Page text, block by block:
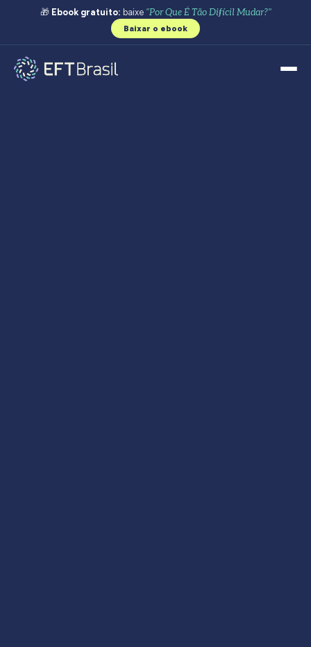
🎁 Ebook gratuito: baixe "Por Que É Tão Difícil Mudar?"
Baixar o ebook